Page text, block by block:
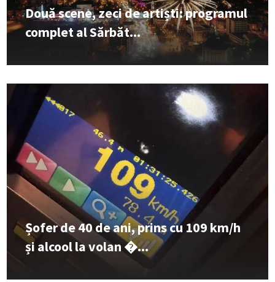
Două scene, zeci de artiști: programul
complet al Sărbăt...
Șofer de 40 de ani, prins cu 109 km/h
și alcool la volan �...